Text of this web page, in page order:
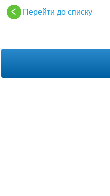
Перейти до списку